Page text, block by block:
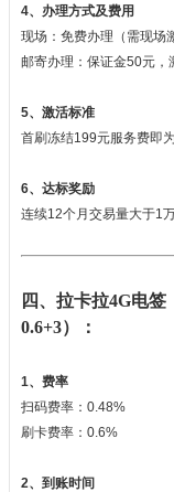
4、办理方式及费用
现场：免费办理（需现场
邮寄办理：保证金50元，
5、激活标准
首刷冻结199元服务费即
6、达标奖励
连续12个月交易量大于1
四、拉卡拉4G电签
0.6+3）：
1、费率
扫码费率：0.48%
刷卡费率：0.6%
2、到账时间